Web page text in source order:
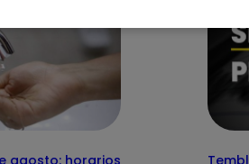
agosto: horarios